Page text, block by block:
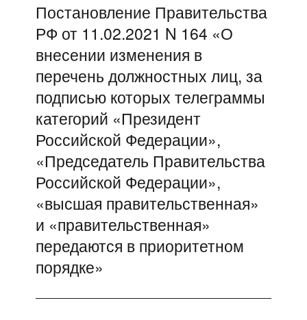
Следующая
запись:
Постановление Правительства
РФ от 11.02.2021 N 164 «О
внесении изменения в
перечень должностных лиц, за
подписью которых телеграммы
категорий «Президент
Российской Федерации»,
«Председатель Правительства
Российской Федерации»,
«высшая правительственная»
и «правительственная»
передаются в приоритетном
порядке»